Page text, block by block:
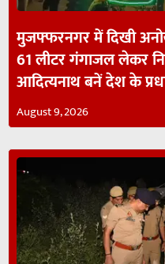
मुजफ्फरनगर में दिखी
61 लीटर गंगाजल लेकर
आदित्यनाथ बनें देश के
August 9, 2026